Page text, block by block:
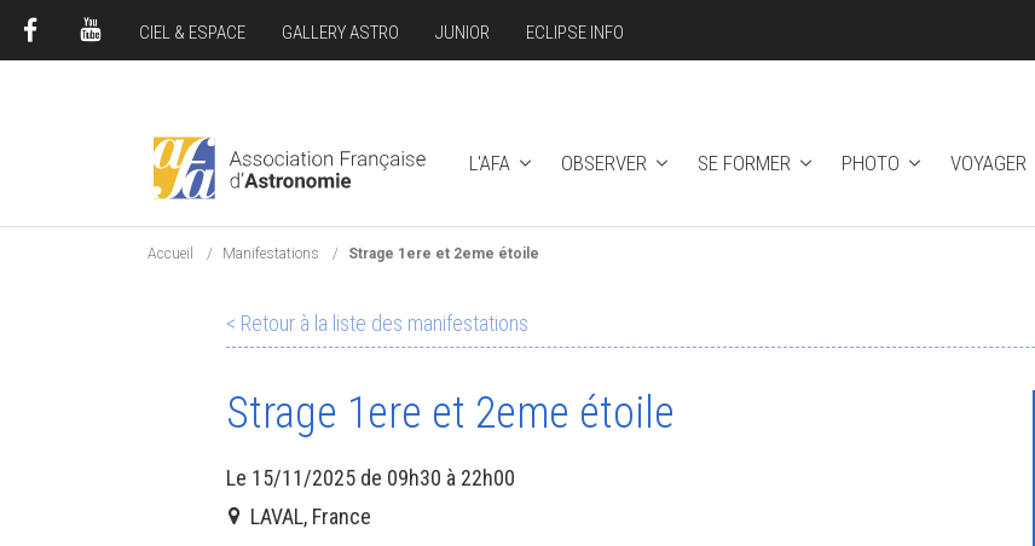
L'AFA OBSERVER SE FORMER PHOTO VOYAGER
CIEL & ESPACE GALLERY ASTRO JUNIOR ECLIPSE INFO
Accueil Manifestations Strage 1ere et 2eme étoile
< Retour à la liste des manifestations
Strage 1ere et 2eme étoile
Le 15/11/2025 de 09h30 à 22h00
LAVAL, France